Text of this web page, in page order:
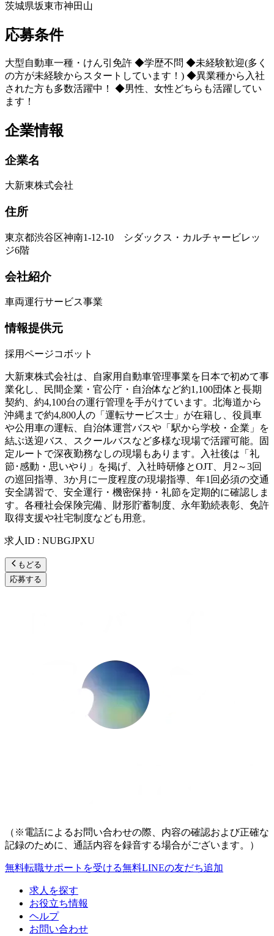
茨城県坂東市神田山
応募条件
大型自動車一種・けん引免許 ◆学歴不問 ◆未経験歓迎(多く
の方が未経験からスタートしています！) ◆異業種から入社
された方も多数活躍中！ ◆男性、女性どちらも活躍してい
ます！
企業情報
企業名
大新東株式会社
住所
東京都渋谷区神南1-12-10 シダックス・カルチャービレッ
ジ6階
会社紹介
車両運行サービス事業
情報提供元
採用ページコボット
大新東株式会社は、自家用自動車管理事業を日本で初めて事
業化し、民間企業・官公庁・自治体など約1,100団体と長期
契約、約4,100台の運行管理を手がけています。北海道から
沖縄まで約4,800人の「運転サービス士」が在籍し、役員車
や公用車の運転、自治体運営バスや「駅から学校・企業」を
結ぶ送迎バス、スクールバスなど多様な現場で活躍可能。固
定ルートで深夜勤務なしの現場もあります。入社後は「礼
節･感動・思いやり」を掲げ、入社時研修とOJT、月2～3回
の巡回指導、3か月に一度程度の現場指導、年1回必須の交通
安全講習で、安全運行・機密保持・礼節を定期的に確認しま
す。各種社会保険完備、財形貯蓄制度、永年勤続表彰、免許
取得支援や社宅制度なども用意。
求人ID : NUBGJPXU
もどる
応募する
（※電話によるお問い合わせの際、内容の確認および正確な
記録のために、通話内容を録音する場合がございます。）
無料転職サポートを受ける無料LINEの友だち追加
求人を探す
お役立ち情報
ヘルプ
お問い合わせ